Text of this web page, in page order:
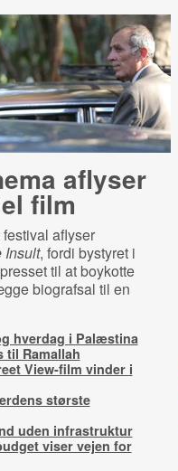
aflyser
film
aflyser
Insult, fordi bystyret i
til at boykotte
biografsal til en
hverdag i Palæstina
til Ramallah
View-film vinder i
største
uden infrastruktur
viser vejen for